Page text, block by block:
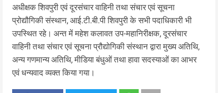
अधीक्षक शिवपुरी एवं दूरसंचार वाहिनी तथा संचार एवं सूचना
प्रोद्यौगिकी संस्थान, आई.टी.बी.पी शिवपुरी के सभी पदाधिकारी भी
उपस्थित रहे। अन्त में महेश कलावत उप-महानिरीक्षक, दूरसंचार
वाहिनी तथा संचार एवं सूचना प्रौद्योगिकी संस्थान द्वारा मुख्य अतिथि,
अन्य गणमान्य अतिथि, मीडिया बंधुओं तथा हावा सदस्याओं का आभर
एवं धन्यवाद व्यक्त किया गया।